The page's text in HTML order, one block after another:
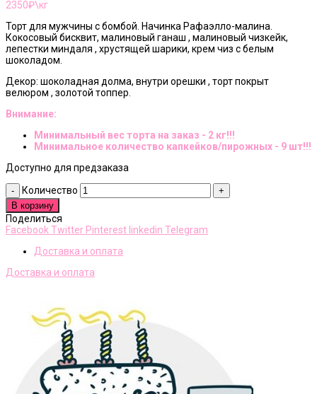
2350₽\кг
Торт для мужчины с бомбой. Начинка Рафаэлло-малина.
Кокосовый бисквит, малиновый ганаш , малиновый чизкейк,
лепестки миндаля , хрустящей шарики, крем чиз с белым
шоколадом.
Декор: шоколадная долма, внутри орешки , торт покрыт
велюром , золотой топпер.
Внимание:
Минимальный вес торта на заказ - 2 кг!!!
Минимальное количество капкейков/пирожных - 9 шт!!!
Доступно для предзаказа
Количество
В корзину
Поделиться
Facebook Twitter Pinterest linkedin Telegram
Доставка и оплата
Доставка и оплата